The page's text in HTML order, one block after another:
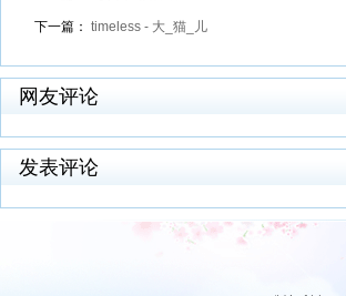
下一篇： timeless - 大_猫_儿
网友评论
发表评论